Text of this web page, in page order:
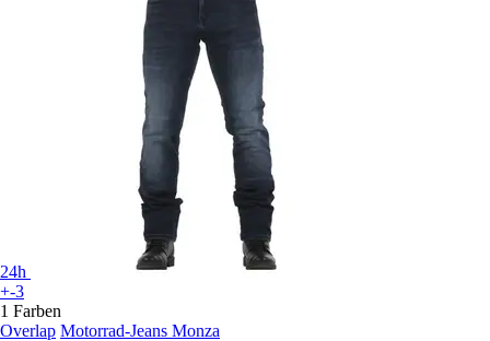
24h
+-3
1 Farben
Overlap Motorrad-Jeans Monza